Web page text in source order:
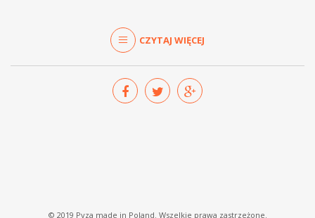
CZYTAJ WIĘCEJ
© 2019 Pyza made in Poland. Wszelkie prawa zastrzeżone.